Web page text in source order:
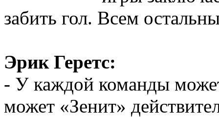
забить гол. Всем
Эрик Геретс:
- У каждой команды
может «Зенит»